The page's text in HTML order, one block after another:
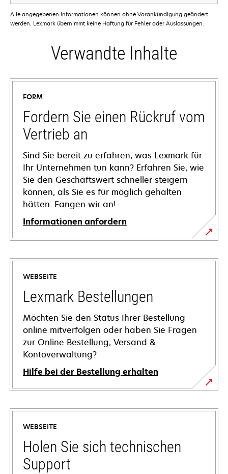
Alle angegebenen Informationen können ohne Vorankündigung geändert
werden. Lexmark übernimmt keine Haftung für Fehler oder Auslassungen.
Verwandte Inhalte
FORM
Fordern Sie einen Rückruf vom
Vertrieb an
Sind Sie bereit zu erfahren, was Lexmark für
Ihr Unternehmen tun kann? Erfahren Sie, wie
Sie den Geschäftswert schneller steigern
können, als Sie es für möglich gehalten
hätten. Fangen wir an!
Informationen anfordern
WEBSEITE
Lexmark Bestellungen
Möchten Sie den Status Ihrer Bestellung
online mitverfolgen oder haben Sie Fragen
zur Online Bestellung, Versand &
Kontoverwaltung?
Hilfe bei der Bestellung erhalten
WEBSEITE
Holen Sie sich technischen
Support